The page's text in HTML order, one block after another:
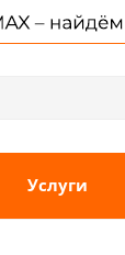
Услуги